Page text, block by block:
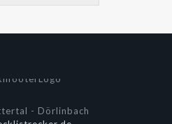
- Dörlinbach